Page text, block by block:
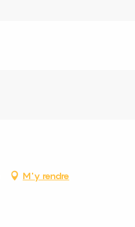
M'y rendre